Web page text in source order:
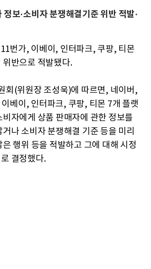
보·소비자 분쟁해결기준 위반 적발·
번가, 이베이, 인터파크, 쿠팡, 티몬
위반으로 적발됐다.
회(위원장 조성욱)에 따르면, 네이버,
베이, 인터파크, 쿠팡, 티몬 7개 플랫
자에게 상품 판매자에 관한 정보를
나 소비자 분쟁해결 기준 등을 미리
행위 등을 적발하고 그에 대해 시정
결정했다.